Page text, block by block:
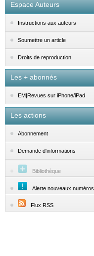
Espace Auteurs
Instructions aux auteurs
Soumettre un article
Droits de reproduction
Les + abonnés
EM|Revues sur iPhone/iPad
Les actions
Abonnement
Demande d'informations
Bibliothèque
Alerte nouveaux numéros
Flux RSS